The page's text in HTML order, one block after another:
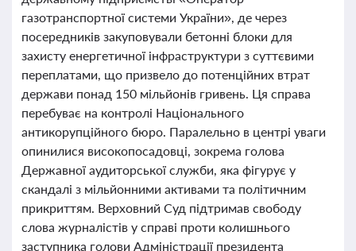
газотранспортної системи України», де через
посередників закуповували бетонні блоки для
захисту енергетичної інфраструктури з суттєвими
переплатами, що призвело до потенційних втрат
держави понад 150 мільйонів гривень. Ця справа
перебуває на контролі Національного
антикорупційного бюро. Паралельно в центрі уваги
опинилися високопосадовці, зокрема голова
Державної аудиторської служби, яка фігурує у
скандалі з мільйонними активами та політичним
прикриттям. Верховний Суд підтримав свободу
слова журналістів у справі проти колишнього
заступника голови Адміністрації президента